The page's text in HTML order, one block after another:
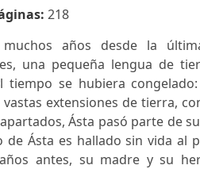
218
muchos años desde la
una pequeña lengua de
tiempo se hubiera
vastas extensiones de tierra,
Ásta pasó parte de
de Ásta es hallado sin vida al
antes, su madre y su